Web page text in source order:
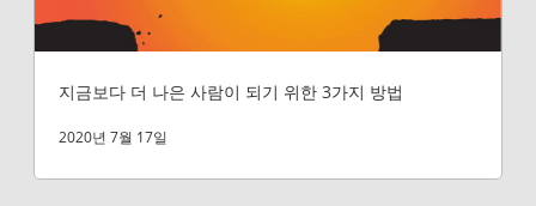
지금보다 더 나은 사람이 되기 위한 3가지 방법
2020년 7월 17일